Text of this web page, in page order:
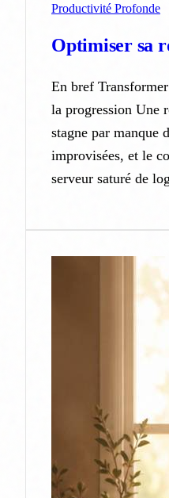
Productivité Profonde
Optimiser sa
En bref
la progression Une
stagne par manque
improvisées, et le
serveur saturé de